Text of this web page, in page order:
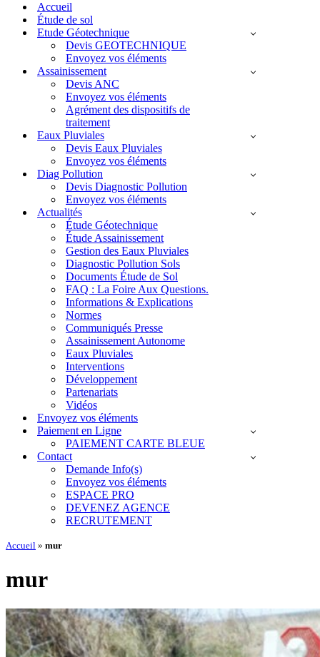
navigationAccueil
Étude de sol
Etude Géotechnique
Devis GEOTECHNIQUE
Envoyez vos éléments
Assainissement
Devis ANC
Envoyez vos éléments
Agrément des dispositifs de
traitement
Eaux Pluviales
Devis Eaux Pluviales
Envoyez vos éléments
Diag Pollution
Devis Diagnostic Pollution
Envoyez vos éléments
Actualités
Étude Géotechnique
Étude Assainissement
Gestion des Eaux Pluviales
Diagnostic Pollution Sols
Documents Étude de Sol
FAQ : La Foire Aux Questions.
Informations & Explications
Normes
Communiqués Presse
Assainissement Autonome
Eaux Pluviales
Interventions
Développement
Partenariats
Vidéos
Envoyez vos éléments
Paiement en Ligne
PAIEMENT CARTE BLEUE
Contact
Demande Info(s)
Envoyez vos éléments
ESPACE PRO
DEVENEZ AGENCE
RECRUTEMENT
Accueil » mur
mur